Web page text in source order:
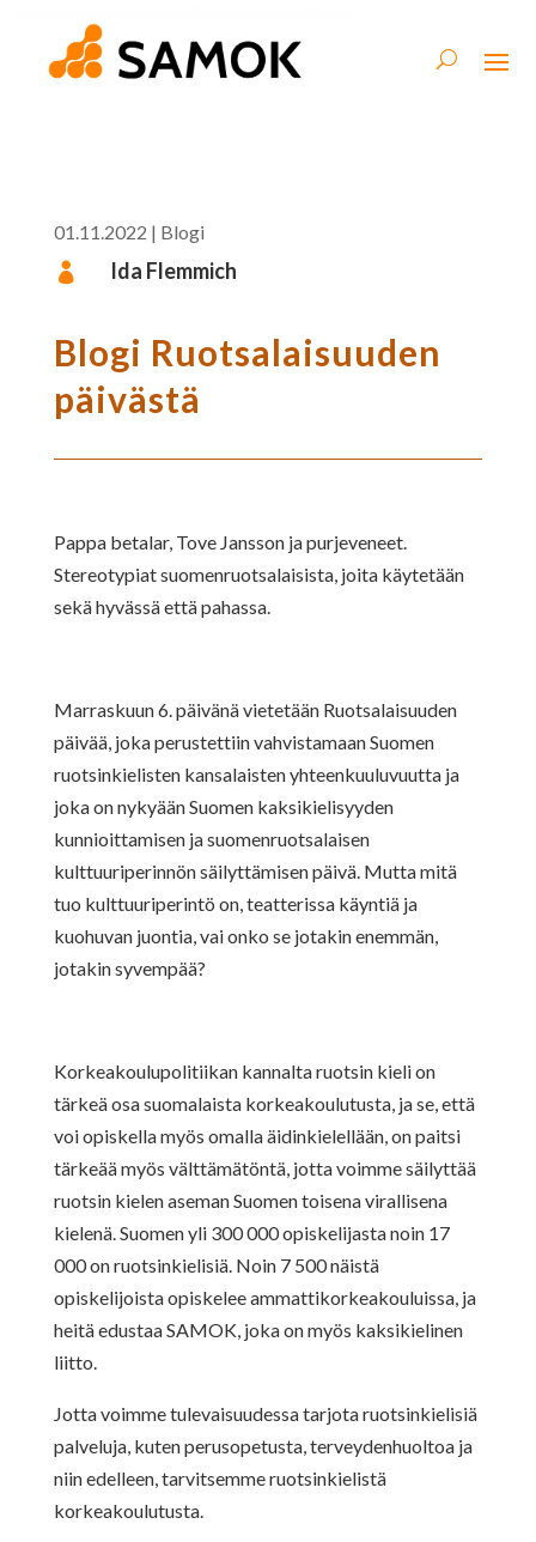
01.11.2022 | Blogi
 Ida Flemmich
Blogi Ruotsalaisuuden
päivästä
Pappa betalar, Tove Jansson ja purjeveneet.
Stereotypiat suomenruotsalaisista, joita käytetään
sekä hyvässä että pahassa.
Marraskuun 6. päivänä vietetään Ruotsalaisuuden
päivää, joka perustettiin vahvistamaan Suomen
ruotsinkielisten kansalaisten yhteenkuuluvuutta ja
joka on nykyään Suomen kaksikielisyyden
kunnioittamisen ja suomenruotsalaisen
kulttuuriperinnön säilyttämisen päivä. Mutta mitä
tuo kulttuuriperintö on, teatterissa käyntiä ja
kuohuvan juontia, vai onko se jotakin enemmän,
jotakin syvempää?
Korkeakoulupolitiikan kannalta ruotsin kieli on
tärkeä osa suomalaista korkeakoulutusta, ja se, että
voi opiskella myös omalla äidinkielellään, on paitsi
tärkeää myös välttämätöntä, jotta voimme säilyttää
ruotsin kielen aseman Suomen toisena virallisena
kielenä. Suomen yli 300 000 opiskelijasta noin 17
000 on ruotsinkielisiä. Noin 7 500 näistä
opiskelijoista opiskelee ammattikorkeakouluissa, ja
heitä edustaa SAMOK, joka on myös kaksikielinen
liitto.
Jotta voimme tulevaisuudessa tarjota ruotsinkielisiä
palveluja, kuten perusopetusta, terveydenhuoltoa ja
niin edelleen, tarvitsemme ruotsinkielistä
korkeakoulutusta.